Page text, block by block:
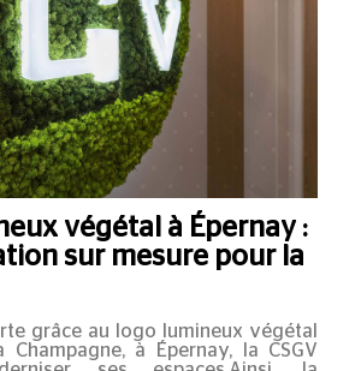
végétal à Épernay :
sur mesure pour la
grâce au logo lumineux végétal
à Épernay, la CSGV